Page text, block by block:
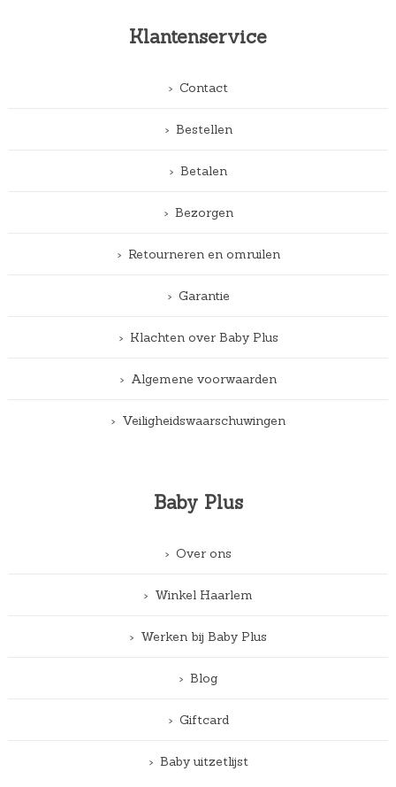
Klantenservice
Contact
Bestellen
Betalen
Bezorgen
Retourneren en omruilen
Garantie
Klachten over Baby Plus
Algemene voorwaarden
Veiligheidswaarschuwingen
Baby Plus
Over ons
Winkel Haarlem
Werken bij Baby Plus
Blog
Giftcard
Baby uitzetlijst